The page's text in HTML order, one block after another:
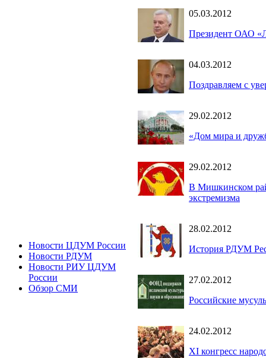
Новости ЦДУМ России
Новости РДУМ
Новости РИУ ЦДУМ
России
Обзор СМИ
05.03.2012
Президент ОАО
04.03.2012
Поздравляем с
29.02.2012
«Дом мира и
29.02.2012
В Мишкинском
экстремизма
28.02.2012
История РДУМ
27.02.2012
Российские
24.02.2012
XI конгресс